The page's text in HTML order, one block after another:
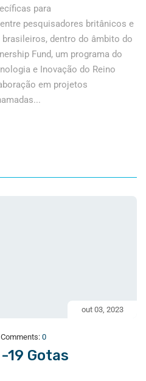
para
pesquisadores britânicos e
dentro do âmbito do
Fund, um programa do
e Inovação do Reino
em projetos
out 03, 2023
Comments: 0
19 Gotas